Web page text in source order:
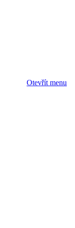
Otevřít menu